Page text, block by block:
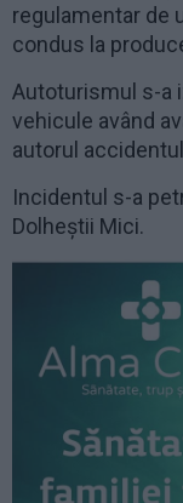
regulamentar de
condus la
Autoturismul s-a
vehicule având
autorul
Incidentul s-a
Dolheștii Mici.